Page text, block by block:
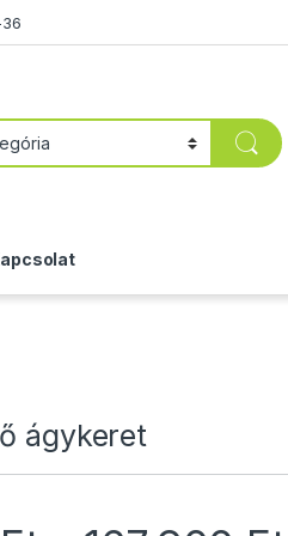
ágykeret